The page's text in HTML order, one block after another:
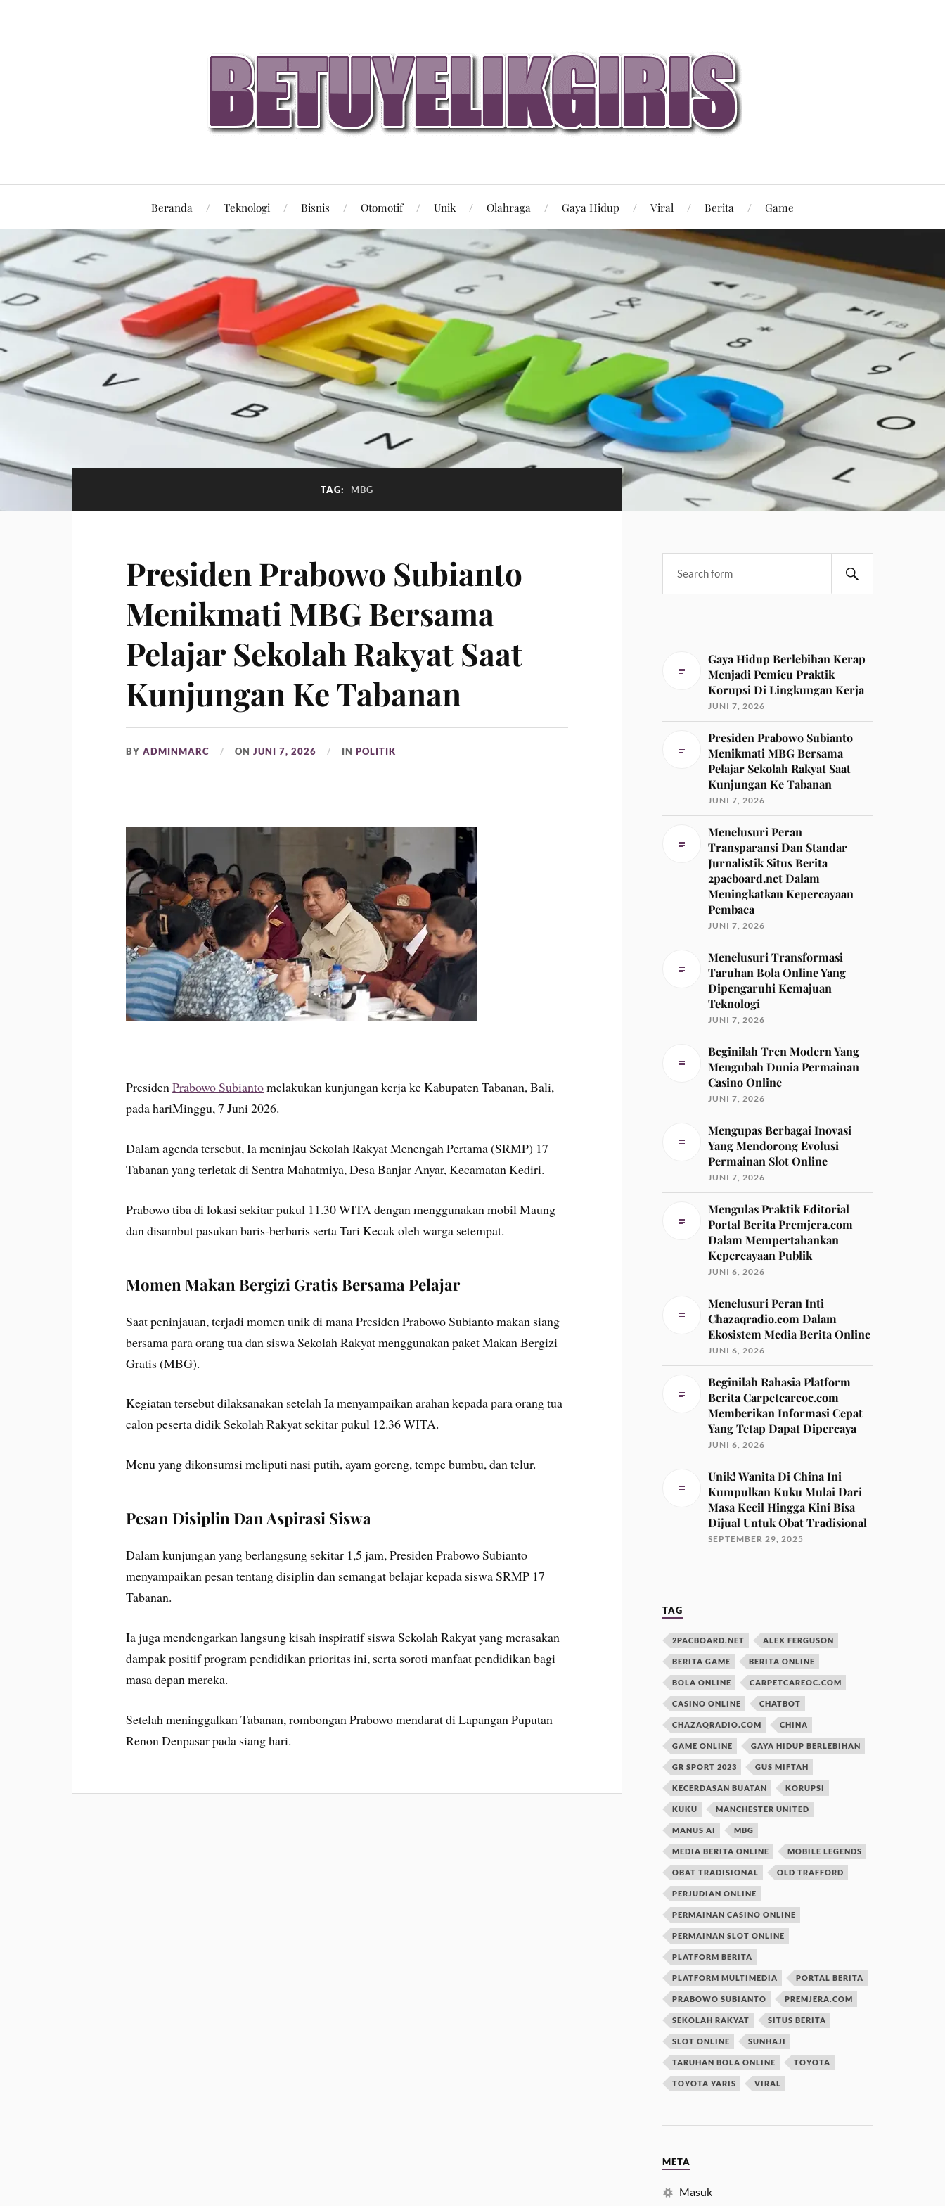
Beranda Teknologi Bisnis Otomotif Unik Olahraga Gaya Hidup Viral Berita Game
TAG: MBG
Presiden Prabowo Subianto
Menikmati MBG Bersama
Pelajar Sekolah Rakyat Saat
Kunjungan Ke Tabanan
BYADMINMARC ONJUNI 7, 2026 INPOLITIK
PresidenPrabowo Subiantomelakukan kunjungan kerja ke Kabupaten Tabanan, Bali,
pada hariMinggu, 7 Juni 2026.
Dalam agenda tersebut, Ia meninjau Sekolah Rakyat Menengah Pertama (SRMP) 17
Tabanan yang terletak di Sentra Mahatmiya, Desa Banjar Anyar, Kecamatan Kediri.
Prabowo tiba di lokasi sekitar pukul 11.30 WITA dengan menggunakan mobil Maung
dan disambut pasukan baris-berbaris serta Tari Kecak oleh warga setempat.
Momen Makan Bergizi Gratis Bersama Pelajar
Saat peninjauan, terjadi momen unik di mana Presiden Prabowo Subianto makan siang
bersama para orang tua dan siswa Sekolah Rakyat menggunakan paket Makan Bergizi
Gratis (MBG).
Kegiatan tersebut dilaksanakan setelah Ia menyampaikan arahan kepada para orang tua
calon peserta didik Sekolah Rakyat sekitar pukul 12.36 WITA.
Menu yang dikonsumsi meliputi nasi putih, ayam goreng, tempe bumbu, dan telur.
Pesan Disiplin Dan Aspirasi Siswa
Dalam kunjungan yang berlangsung sekitar 1,5 jam, Presiden Prabowo Subianto
menyampaikan pesan tentang disiplin dan semangat belajar kepada siswa SRMP 17
Tabanan.
Ia juga mendengarkan langsung kisah inspiratif siswa Sekolah Rakyat yang merasakan
dampak positif program pendidikan prioritas ini, serta soroti manfaat pendidikan bagi
masa depan mereka.
Setelah meninggalkan Tabanan, rombongan Prabowo mendarat di Lapangan Puputan
Renon Denpasar pada siang hari.
Gaya Hidup Berlebihan Kerap
Menjadi Pemicu Praktik
Korupsi Di Lingkungan Kerja
JUNI 7, 2026
Presiden Prabowo Subianto
Menikmati MBG Bersama
Pelajar Sekolah Rakyat Saat
Kunjungan Ke Tabanan
JUNI 7, 2026
Menelusuri Peran
Transparansi Dan Standar
Jurnalistik Situs Berita
2pacboard.net Dalam
Meningkatkan Kepercayaan
Pembaca
JUNI 7, 2026
Menelusuri Transformasi
Taruhan Bola Online Yang
Dipengaruhi Kemajuan
Teknologi
JUNI 7, 2026
Beginilah Tren Modern Yang
Mengubah Dunia Permainan
Casino Online
JUNI 7, 2026
Mengupas Berbagai Inovasi
Yang Mendorong Evolusi
Permainan Slot Online
JUNI 7, 2026
Mengulas Praktik Editorial
Portal Berita Premjera.com
Dalam Mempertahankan
Kepercayaan Publik
JUNI 6, 2026
Menelusuri Peran Inti
Chazaqradio.com Dalam
Ekosistem Media Berita Online
JUNI 6, 2026
Beginilah Rahasia Platform
Berita Carpetcareoc.com
Memberikan Informasi Cepat
Yang Tetap Dapat Dipercaya
JUNI 6, 2026
Unik! Wanita Di China Ini
Kumpulkan Kuku Mulai Dari
Masa Kecil Hingga Kini Bisa
Dijual Untuk Obat Tradisional
SEPTEMBER 29, 2025
TAG
2PACBOARD.NET ALEX FERGUSON
BERITA GAME BERITA ONLINE
BOLA ONLINE CARPETCAREOC.COM
CASINO ONLINE CHATBOT
CHAZAQRADIO.COM CHINA
GAME ONLINE GAYA HIDUP BERLEBIHAN
GR SPORT 2023 GUS MIFTAH
KECERDASAN BUATAN KORUPSI
KUKU MANCHESTER UNITED
MANUS AI MBG
MEDIA BERITA ONLINE MOBILE LEGENDS
OBAT TRADISIONAL OLD TRAFFORD
PERJUDIAN ONLINE
PERMAINAN CASINO ONLINE
PERMAINAN SLOT ONLINE
PLATFORM BERITA
PLATFORM MULTIMEDIA PORTAL BERITA
PRABOWO SUBIANTO PREMJERA.COM
SEKOLAH RAKYAT SITUS BERITA
SLOT ONLINE SUNHAJI
TARUHAN BOLA ONLINE TOYOTA
TOYOTA YARIS VIRAL
META
Masuk